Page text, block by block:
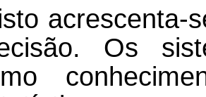
acrescenta-
Os